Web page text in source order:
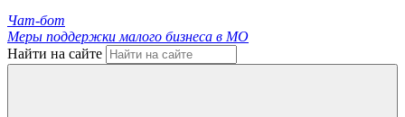
Чат-бот
Меры поддержки малого бизнеса в МО
Найти на сайте